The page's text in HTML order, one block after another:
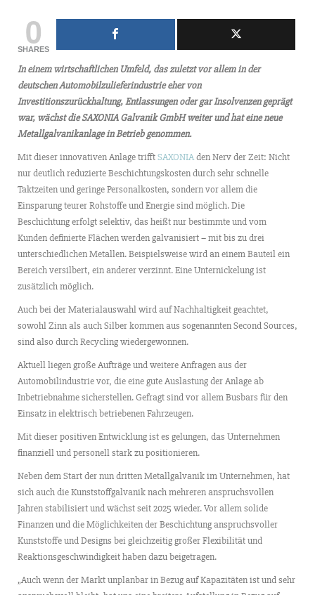
0
SHARES
In einem wirtschaftlichen Umfeld, das zuletzt vor allem in der
deutschen Automobilzulieferindustrie eher von
Investitionszurückhaltung, Entlassungen oder gar Insolvenzen geprägt
war, wächst die SAXONIA Galvanik GmbH weiter und hat eine neue
Metallgalvanikanlage in Betrieb genommen.
Mit dieser innovativen Anlage trifftSAXONIAden Nerv der Zeit: Nicht
nur deutlich reduzierte Beschichtungskosten durch sehr schnelle
Taktzeiten und geringe Personalkosten, sondern vor allem die
Einsparung teurer Rohstoffe und Energie sind möglich. Die
Beschichtung erfolgt selektiv, das heißt nur bestimmte und vom
Kunden definierte Flächen werden galvanisiert – mit bis zu drei
unterschiedlichen Metallen. Beispielsweise wird an einem Bauteil ein
Bereich versilbert, ein anderer verzinnt. Eine Unternickelung ist
zusätzlich möglich.
Auch bei der Materialauswahl wird auf Nachhaltigkeit geachtet,
sowohl Zinn als auch Silber kommen aus sogenannten Second Sources,
sind also durch Recycling wiedergewonnen.
Aktuell liegen große Aufträge und weitere Anfragen aus der
Automobilindustrie vor, die eine gute Auslastung der Anlage ab
Inbetriebnahme sicherstellen. Gefragt sind vor allem Busbars für den
Einsatz in elektrisch betriebenen Fahrzeugen.
Mit dieser positiven Entwicklung ist es gelungen, das Unternehmen
finanziell und personell stark zu positionieren.
Neben dem Start der nun dritten Metallgalvanik im Unternehmen, hat
sich auch die Kunststoffgalvanik nach mehreren anspruchsvollen
Jahren stabilisiert und wächst seit 2025 wieder. Vor allem solide
Finanzen und die Möglichkeiten der Beschichtung anspruchsvoller
Kunststoffe und Designs bei gleichzeitig großer Flexibilität und
Reaktionsgeschwindigkeit haben dazu beigetragen.
„Auch wenn der Markt unplanbar in Bezug auf Kapazitäten ist und sehr